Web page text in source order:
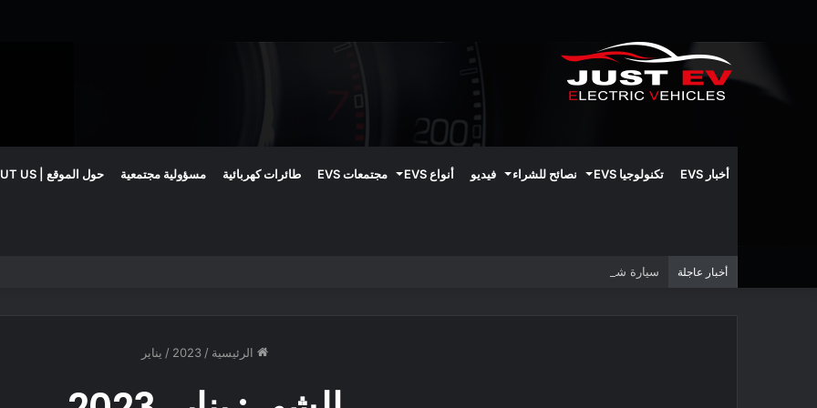
أخبار EVS تكنولوجيا EVS نصائح للشراء فيديو أنواع EVS مجتمعات EVS طائرات كهربائية مسؤولية مجتمعية حول الموقع | ABOUT US
أخبار عاجلة سيارة شاومي YU7 تحصد أعلى جائزة هيكلية في أمريكا الشمالية
الرئيسية /
2023
/ يناير